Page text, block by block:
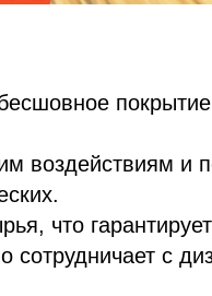
воздействиям и
что
сотрудничает с